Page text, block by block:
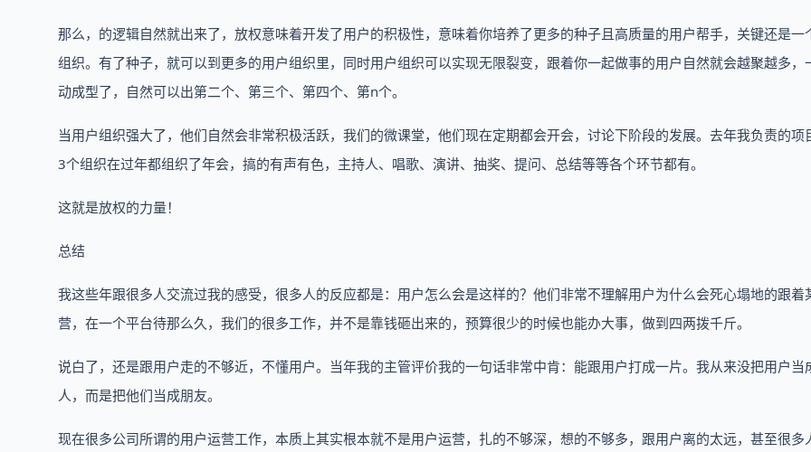
那么，的逻辑自然就出来了，放权意味着开发了用户的积极性，意味着你培养了更多的种子且高质量的用户帮手，关键还是一
组织。有了种子，就可以到更多的用户组织里，同时用户组织可以实现无限裂变，跟着你一起做事的用户自然就会越聚越多，
动成型了，自然可以出第二个、第三个、第四个、第n个。
当用户组织强大了，他们自然会非常积极活跃，我们的微课堂，他们现在定期都会开会，讨论下阶段的发展。去年我负责的项
3个组织在过年都组织了年会，搞的有声有色，主持人、唱歌、演讲、抽奖、提问、总结等等各个环节都有。
这就是放权的力量！
总结
我这些年跟很多人交流过我的感受，很多人的反应都是：用户怎么会是这样的？他们非常不理解用户为什么会死心塌地的跟着
营，在一个平台待那么久，我们的很多工作，并不是靠钱砸出来的，预算很少的时候也能办大事，做到四两拨千斤。
说白了，还是跟用户走的不够近，不懂用户。当年我的主管评价我的一句话非常中肯：能跟用户打成一片。我从来没把用户当
人，而是把他们当成朋友。
现在很多公司所谓的用户运营工作，本质上其实根本就不是用户运营，扎的不够深，想的不够多，跟用户离的太远，甚至很多